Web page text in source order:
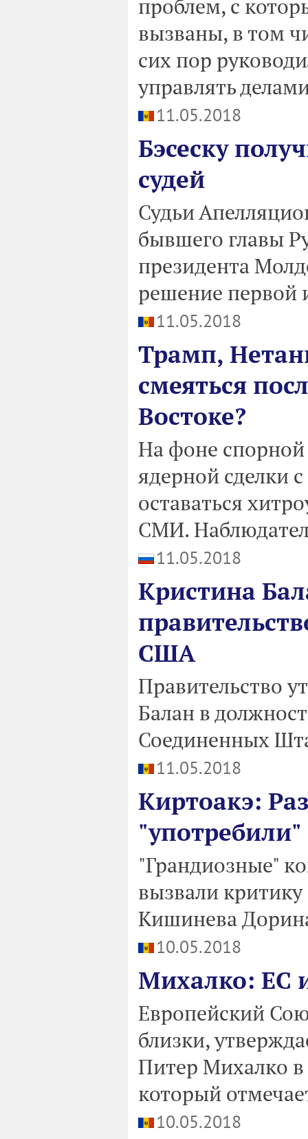
проблем, с
вызваны, в том
сих пор
управлять
11.05.2018
Бэсеску
судей
Судьи
бывшего главы
президента
решение первой
11.05.2018
Трамп,
смеяться
Востоке?
На фоне
ядерной сделки
оставаться
СМИ.
11.05.2018
Кристина
США
Правительство
Балан в
Соединенных
11.05.2018
Киртоакэ:
"употребили"
"Грандиозные"
вызвали
Кишинева
10.05.2018
Михалко: ЕС
Европейский
близки,
Питер Михалко
который
10.05.2018